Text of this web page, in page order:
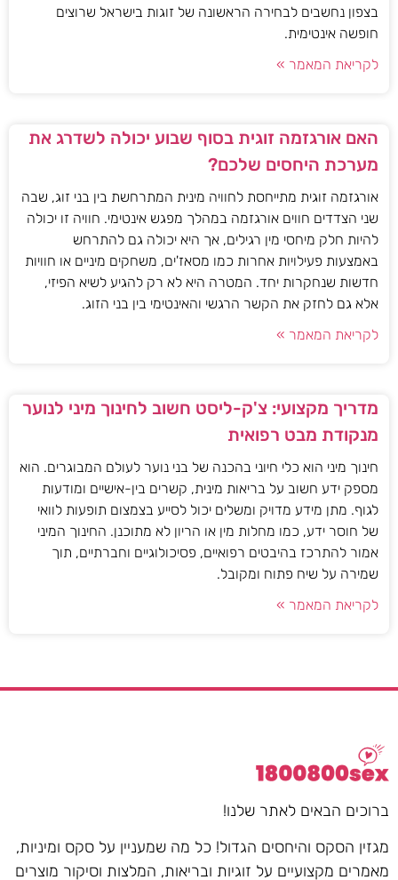
בצפון נחשבים לבחירה הראשונה של זוגות בישראל שרוצים
חופשה אינטימית.
לקריאת המאמר »
האם אורגזמה זוגית בסוף שבוע יכולה לשדרג את
מערכת היחסים שלכם?
אורגזמה זוגית מתייחסת לחוויה מינית המתרחשת בין בני זוג, שבה
שני הצדדים חווים אורגזמה במהלך מפגש אינטימי. חוויה זו יכולה
להיות חלק מיחסי מין רגילים, אך היא יכולה גם להתרחש
באמצעות פעילויות אחרות כמו מסאז'ים, משחקים מיניים או חוויות
חדשות שנחקרות יחד. המטרה היא לא רק להגיע לשיא הפיזי,
אלא גם לחזק את הקשר הרגשי והאינטימי בין בני הזוג.
לקריאת המאמר »
מדריך מקצועי: צ'ק-ליסט חשוב לחינוך מיני לנוער
מנקודת מבט רפואית
חינוך מיני הוא כלי חיוני בהכנה של בני נוער לעולם המבוגרים. הוא
מספק ידע חשוב על בריאות מינית, קשרים בין-אישיים ומודעות
לגוף. מתן מידע מדויק ומשלים יכול לסייע בצמצום תופעות לוואי
של חוסר ידע, כמו מחלות מין או הריון לא מתוכנן. החינוך המיני
אמור להתרכז בהיבטים רפואיים, פסיכולוגיים וחברתיים, תוך
שמירה על שיח פתוח ומקובל.
לקריאת המאמר »
ברוכים הבאים לאתר שלנו!
מגזין הסקס והיחסים הגדול! כל מה שמעניין על סקס ומיניות,
מאמרים מקצועיים על זוגיות ובריאות, המלצות וסיקור מוצרים